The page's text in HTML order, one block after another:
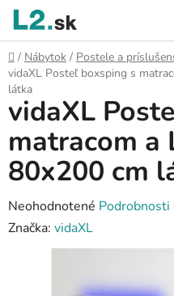
Prejsť
obsah
Domov
/ Nábytok / Postele a
vidaXL Posteľ boxsping s
látka
vidaXL
matracom a
80x200 cm
Priemerné
hodnotenie
produktu
Neohodnotené
Značka: vidaXL